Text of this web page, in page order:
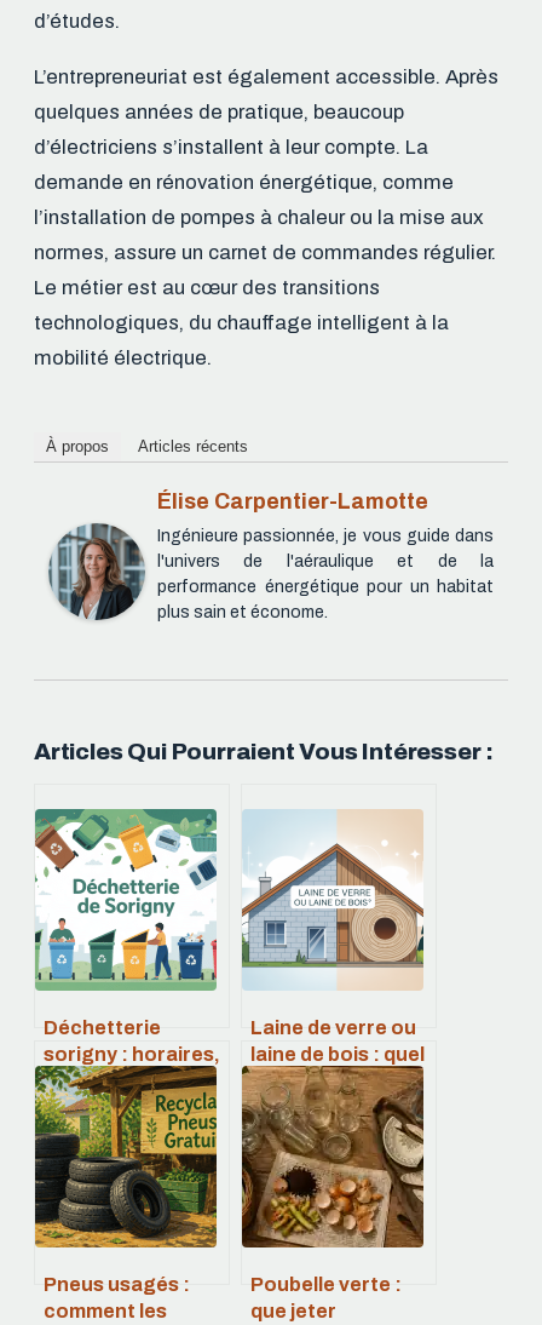
d’études.
L’entrepreneuriat est également accessible. Après
quelques années de pratique, beaucoup
d’électriciens s’installent à leur compte. La
demande en rénovation énergétique, comme
l’installation de pompes à chaleur ou la mise aux
normes, assure un carnet de commandes régulier.
Le métier est au cœur des transitions
technologiques, du chauffage intelligent à la
mobilité électrique.
À propos Articles récents
Élise Carpentier-Lamotte
Ingénieure passionnée, je vous guide dans
l'univers de l'aéraulique et de la
performance énergétique pour un habitat
plus sain et économe.
Articles Qui Pourraient Vous Intéresser :
Déchetterie
sorigny : horaires,
accès,
fonctionnement
et bons réflexes
Laine de verre ou
laine de bois : quel
isolant choisir
chez vous
Pneus usagés :
comment les
Poubelle verte :
que jeter